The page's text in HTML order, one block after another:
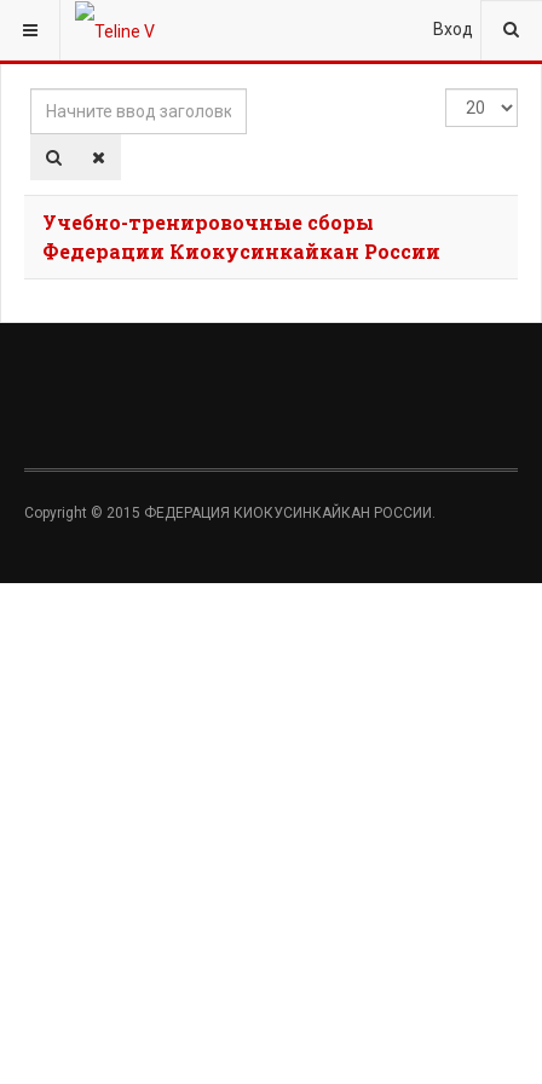
Вход
ВЫ ЗДЕСЬ: ГЛАВНАЯ
Начните
ввод
заголовка
Кол-
во
Учебно-тренировочные сборы
Федерации Киокусинкайкан России
Copyright © 2015 ФЕДЕРАЦИЯ КИОКУСИНКАЙКАН РОССИИ.